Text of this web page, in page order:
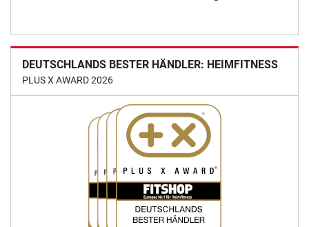
DEUTSCHLANDS BESTER HÄNDLER: HEIMFITNESS
PLUS X AWARD 2026